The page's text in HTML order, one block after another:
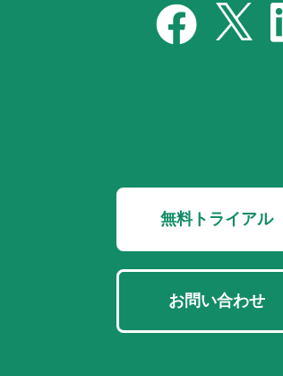
無料トライアル
お問い合わせ